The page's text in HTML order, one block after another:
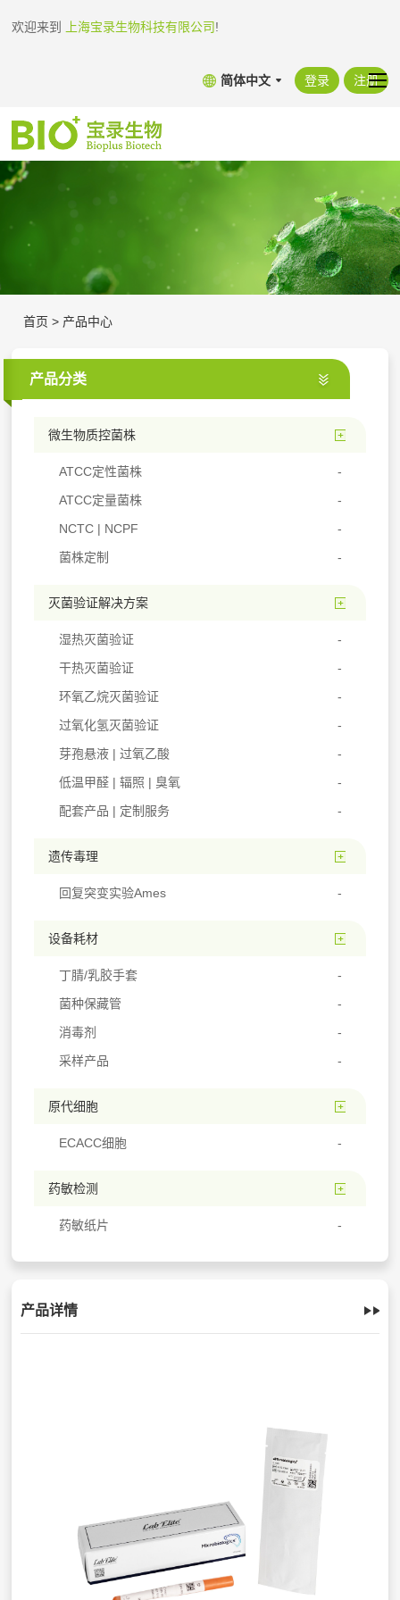
欢迎来到 上海宝录生物科技有限公司!
简体中文 登录 注册
首页 > 产品中心
产品分类
微生物质控菌株
ATCC定性菌株
ATCC定量菌株
NCTC | NCPF
菌株定制
灭菌验证解决方案
湿热灭菌验证
干热灭菌验证
环氧乙烷灭菌验证
过氧化氢灭菌验证
芽孢悬液 | 过氧乙酸
低温甲醛 | 辐照 | 臭氧
配套产品 | 定制服务
遗传毒理
回复突变实验Ames
设备耗材
丁腈/乳胶手套
菌种保藏管
消毒剂
采样产品
原代细胞
ECACC细胞
药敏检测
药敏纸片
产品详情